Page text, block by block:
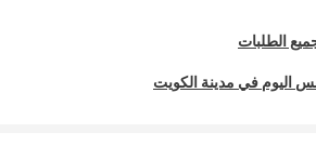
الطلبات
اليوم في مدينة الكويت